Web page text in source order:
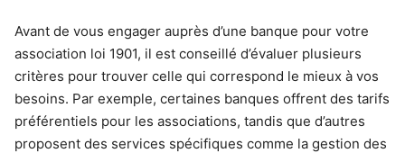
Avant de vous engager auprès d’une banque pour votre
association loi 1901, il est conseillé d’évaluer plusieurs
critères pour trouver celle qui correspond le mieux à vos
besoins. Par exemple, certaines banques offrent des tarifs
préférentiels pour les associations, tandis que d’autres
proposent des services spécifiques comme la gestion des